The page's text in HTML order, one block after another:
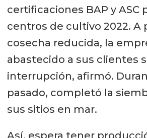
certificaciones BAP y ASC
centros de cultivo 2022. A
cosecha reducida, la
abastecido a sus clientes
interrupción, afirmó.
pasado, completó la
sus sitios en mar.